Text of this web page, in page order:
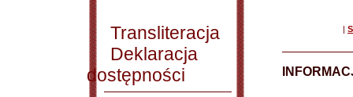
Transliteracja
Deklaracja
dostępności
|